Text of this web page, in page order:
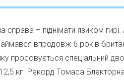
– піднімати язиком
впродовж 6 років
просовується спеціальний
кг. Рекорд Томаса